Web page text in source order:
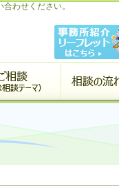
わせください。